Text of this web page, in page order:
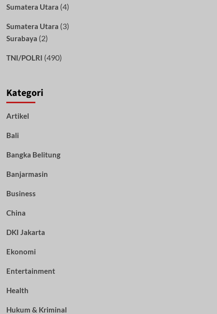
Sumatera Utara (4)
Sumatera Utara (3)
Surabaya (2)
TNI/POLRI (490)
Kategori
Artikel
Bali
Bangka Belitung
Banjarmasin
Business
China
DKI Jakarta
Ekonomi
Entertainment
Health
Hukum & Kriminal